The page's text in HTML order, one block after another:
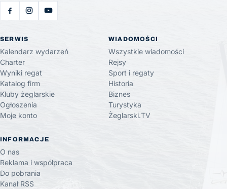
SERWIS
Kalendarz wydarzeń
Charter
Wyniki regat
Katalog firm
Kluby żeglarskie
Ogłoszenia
Moje konto
WIADOMOŚCI
Wszystkie wiadomości
Rejsy
Sport i regaty
Historia
Biznes
Turystyka
Żeglarski.TV
INFORMACJE
O nas
Reklama i współpraca
Do pobrania
Kanał RSS